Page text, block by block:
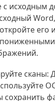
с исходным
его
сканы:
сохранить